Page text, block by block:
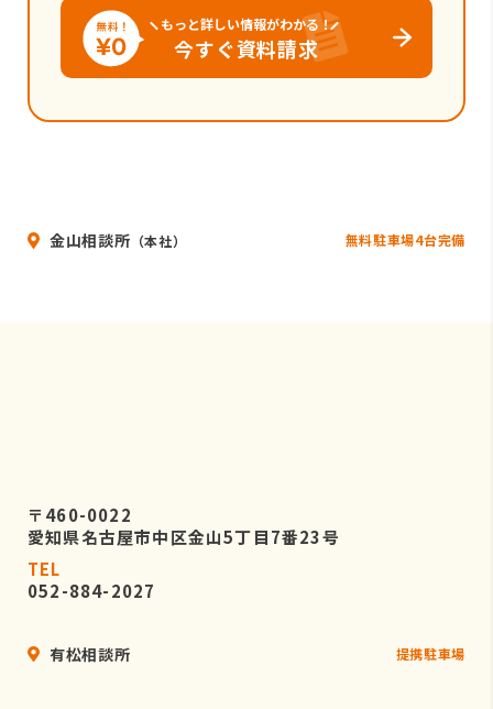
もっと詳しい情報がわかる！
今すぐ資料請求
金山相談所 （本社） 無料駐車場4台完備
〒460-0022
愛知県名古屋市中区金山5丁目7番23号
TEL
052-884-2027
有松相談所 提携駐車場